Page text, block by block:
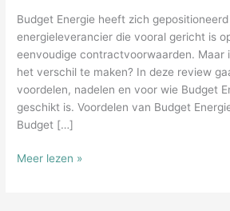
Budget Energie heeft zich
energieleverancier die vooral gericht is
eenvoudige contractvoorwaarden. Maar
het verschil te maken? In deze review
voordelen, nadelen en voor wie Budget
geschikt is. Voordelen van Budget
Budget […]
Budget
Meer lezen »